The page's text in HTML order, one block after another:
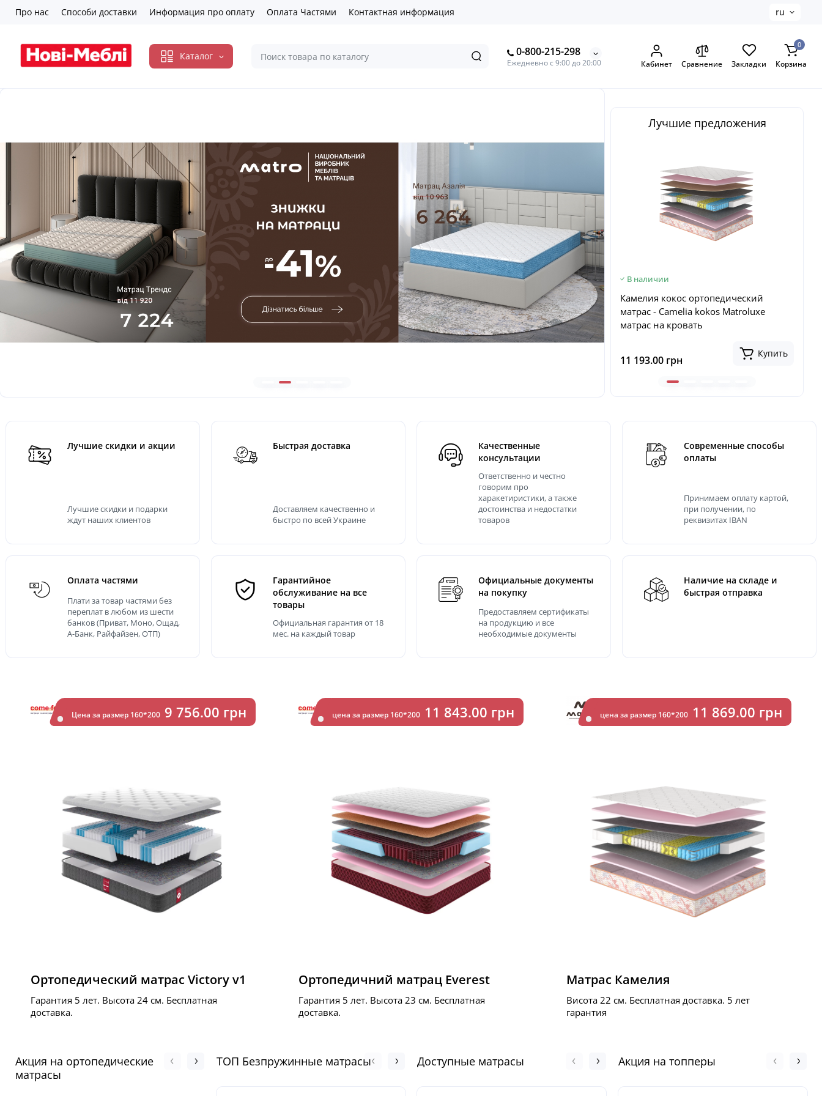
Про нас Способи доставки Информация про оплату Оплата Частями Контактная информация ru
Каталог 0-800-215-298
Ежедневно с 9:00 до 20:00 Кабинет Сравнение Закладки
0
Корзина
Лучшие предложения
Камелия кокос ортопедический
матрас - Camelia kokos Matroluxe
матрас на кровать
В наличии
РедПик Эверест матрас
ортопедический - RedPeak Эверест
Come-for матрас на кровать
7 786.00 грн
Купить
Лучшие скидки и акции
Лучшие скидки и подарки
ждут наших клиентов
Быстрая доставка
Доставляем качественно и
быстро по всей Украине
Качественные
консультации
Ответственно и честно
говорим про
харакетиристики, а также
достоинства и недостатки
товаров
Современные способы
оплаты
Принимаем оплату картой,
при получении, по
реквизитах IBAN
Оплата частями
Плати за товар частями без
переплат в любом из шести
банков (Приват, Моно, Ощад,
А-Банк, Райфайзен, ОТП)
Гарантийное
обслуживание на все
товары
Официальная гарантия от 18
мес. на каждый товар
Официальные документы
на покупку
Предоставляем сертификаты
на продукцию и все
необходимые документы
Наличие на складе и
быстрая отправка
Цена за размер 160*200 9 756.00 грн
Ортопедический матрас Victory v1
Гарантия 5 лет. Высота 24 см. Бесплатная
доставка.
цена за размер 160*200 11 843.00 грн
Ортопедичний матрац Everest
Гарантия 5 лет. Высота 23 см. Бесплатная
доставка.
цена за размер 160*200 11 869.00 грн
Матрас Камелия
Висота 22 см. Бесплатная доставка. 5 лет
гарантия
Акция на ортопедические
матрасы
ТОП Безпружинные матрасы Доступные матрасы Акция на топперы